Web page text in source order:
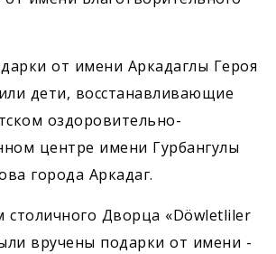
от имени ­Аркадаглы Героя
дети, восстанавливающие
оздоровительно-
центре имени Гурбангулы
города Аркадаг.
столичного Дворца «Döwletliler
вручены подарки от имени